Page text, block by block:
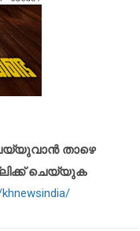
താഴെ
ചെയ്യുക